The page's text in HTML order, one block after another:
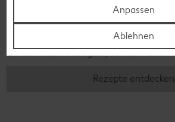
Wer auf Gluten verzichtet, muss nicht
Vielfalt und Geschmack verzichten. Ob
mit unseren glutenfreien Rezepten
die nicht nur verträglich, sondern auch
Rezepte entdecken
Anpassen
Ablehnen